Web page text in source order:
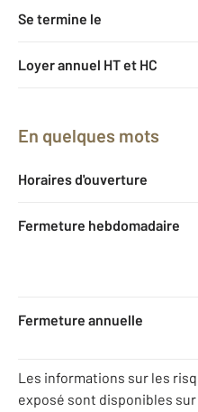
Se termine le
Loyer annuel HT et HC
En quelques mots
Horaires d'ouverture
Fermeture hebdomadaire
Fermeture annuelle
Les informations sur les
exposé sont disponibles